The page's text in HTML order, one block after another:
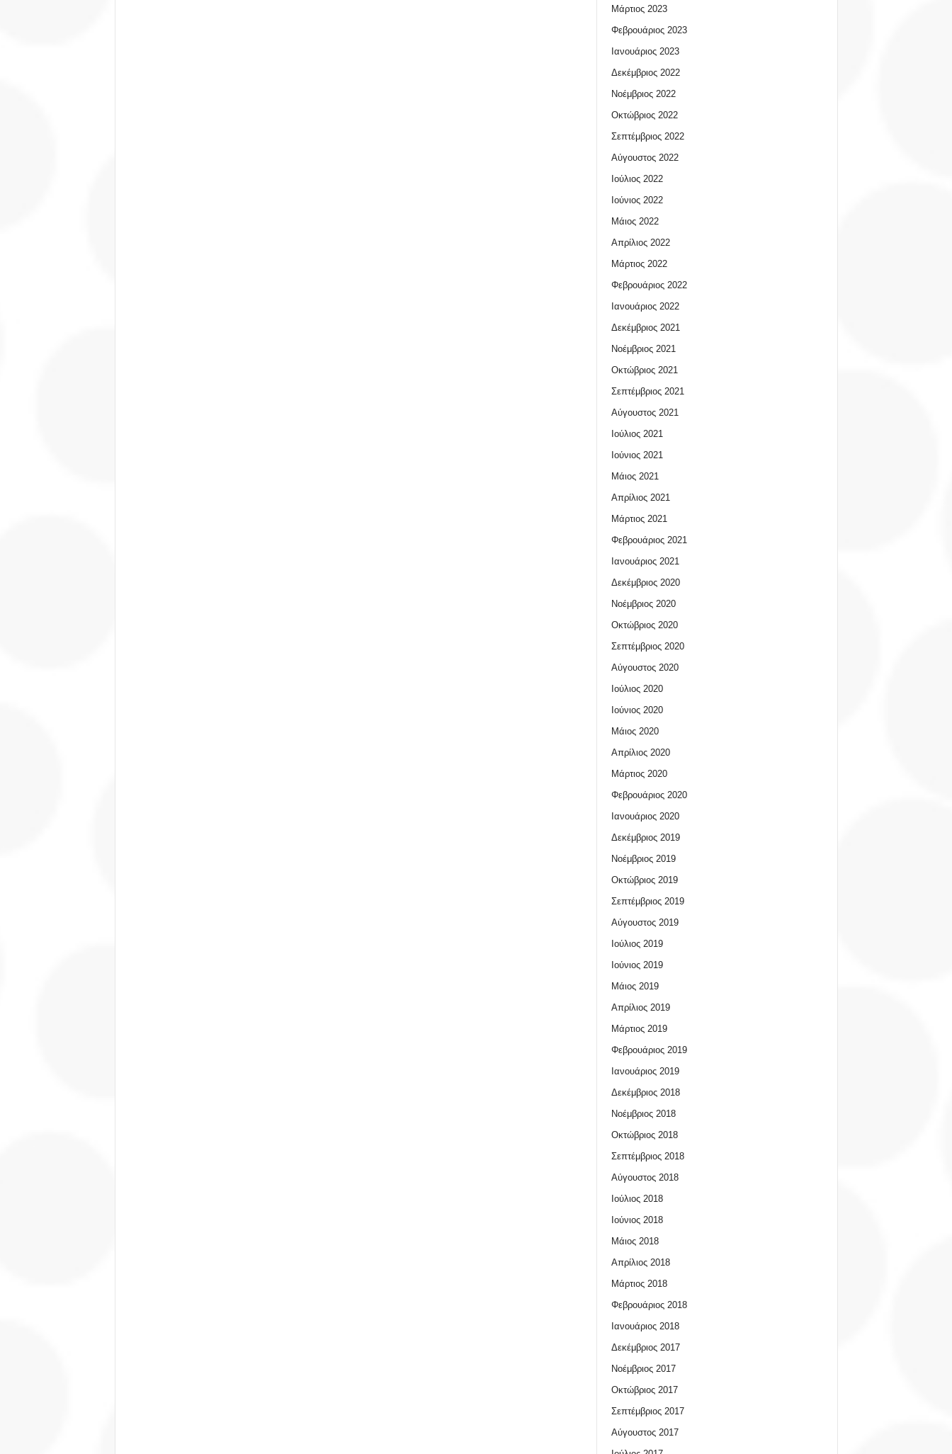
Μάρτιος 2023
Φεβρουάριος 2023
Ιανουάριος 2023
Δεκέμβριος 2022
Νοέμβριος 2022
Οκτώβριος 2022
Σεπτέμβριος 2022
Αύγουστος 2022
Ιούλιος 2022
Ιούνιος 2022
Μάιος 2022
Απρίλιος 2022
Μάρτιος 2022
Φεβρουάριος 2022
Ιανουάριος 2022
Δεκέμβριος 2021
Νοέμβριος 2021
Οκτώβριος 2021
Σεπτέμβριος 2021
Αύγουστος 2021
Ιούλιος 2021
Ιούνιος 2021
Μάιος 2021
Απρίλιος 2021
Μάρτιος 2021
Φεβρουάριος 2021
Ιανουάριος 2021
Δεκέμβριος 2020
Νοέμβριος 2020
Οκτώβριος 2020
Σεπτέμβριος 2020
Αύγουστος 2020
Ιούλιος 2020
Ιούνιος 2020
Μάιος 2020
Απρίλιος 2020
Μάρτιος 2020
Φεβρουάριος 2020
Ιανουάριος 2020
Δεκέμβριος 2019
Νοέμβριος 2019
Οκτώβριος 2019
Σεπτέμβριος 2019
Αύγουστος 2019
Ιούλιος 2019
Ιούνιος 2019
Μάιος 2019
Απρίλιος 2019
Μάρτιος 2019
Φεβρουάριος 2019
Ιανουάριος 2019
Δεκέμβριος 2018
Νοέμβριος 2018
Οκτώβριος 2018
Σεπτέμβριος 2018
Αύγουστος 2018
Ιούλιος 2018
Ιούνιος 2018
Μάιος 2018
Απρίλιος 2018
Μάρτιος 2018
Φεβρουάριος 2018
Ιανουάριος 2018
Δεκέμβριος 2017
Νοέμβριος 2017
Οκτώβριος 2017
Σεπτέμβριος 2017
Αύγουστος 2017